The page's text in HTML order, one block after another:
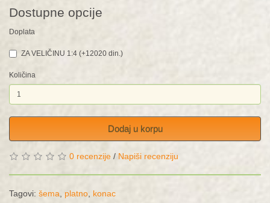
Dostupne opcije
Doplata
ZA VELIČINU 1:4 (+12020 din.)
Količina
Dodaj u korpu
0 recenzije / Napiši recenziju
Tagovi: šema platno konac